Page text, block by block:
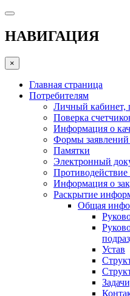
НАВИГАЦИЯ
×
Главная страница
Потребителям
Личный кабинет,
Поверка
Информация о
Формы заявлений
Памятки
Электронный
Информация о
Раскрытие
Общая
Устав